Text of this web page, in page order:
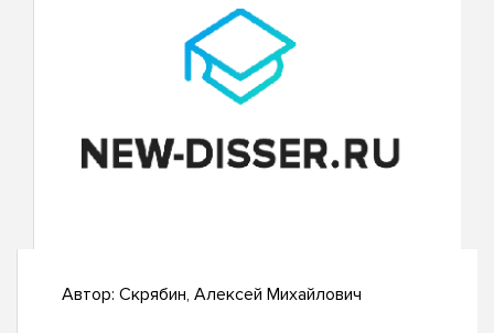
Автор: Скрябин, Алексей Михайлович